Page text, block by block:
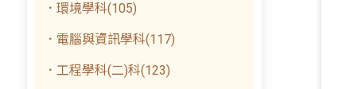
．環境學科(105)
．電腦與資訊學科(117)
．工程學科(二)科(123)